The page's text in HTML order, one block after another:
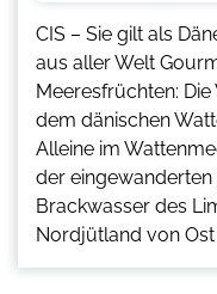
CIS – Sie gilt als
aus aller Welt
Meeresfrüchten:
dem dänischen
Alleine im
der eingewanderten
Brackwasser des
Nordjütland von